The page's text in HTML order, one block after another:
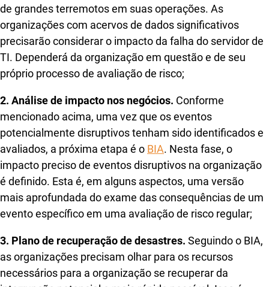
de grandes terremotos em suas operações. As
organizações com acervos de dados significativos
precisarão considerar o impacto da falha do servidor de
TI. Dependerá da organização em questão e de seu
próprio processo de avaliação de risco;
2. Análise de impacto nos negócios. Conforme
mencionado acima, uma vez que os eventos
potencialmente disruptivos tenham sido identificados e
avaliados, a próxima etapa é o BIA. Nesta fase, o
impacto preciso de eventos disruptivos na organização
é definido. Esta é, em alguns aspectos, uma versão
mais aprofundada do exame das consequências de um
evento específico em uma avaliação de risco regular;
3. Plano de recuperação de desastres. Seguindo o BIA,
as organizações precisam olhar para os recursos
necessários para a organização se recuperar da